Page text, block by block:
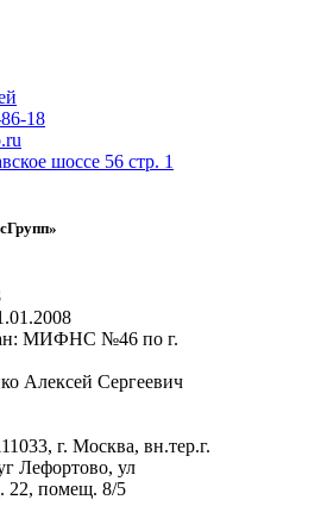
18
шоссе 56 стр. 1
МИФНС №46 по г.
Алексей Сергеевич
г. Москва, вн.тер.г.
Лефортово, ул
22, помещ. 8/5